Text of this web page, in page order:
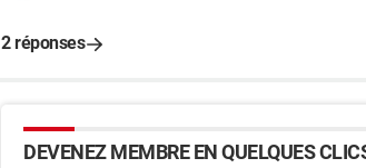
2 réponses
DEVENEZ MEMBRE EN QUELQUES